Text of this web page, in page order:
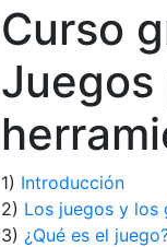
Curso
Juegos
1) Introducción
2) Los juegos y los
3) ¿Qué es el